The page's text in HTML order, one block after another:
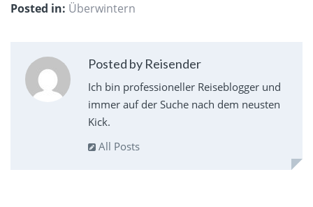
Posted in: Überwintern
Posted by Reisender
Ich bin professioneller Reiseblogger und
immer auf der Suche nach dem neusten
Kick.
All Posts